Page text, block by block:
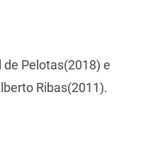
Pelotas(2018) e
Ribas(2011).